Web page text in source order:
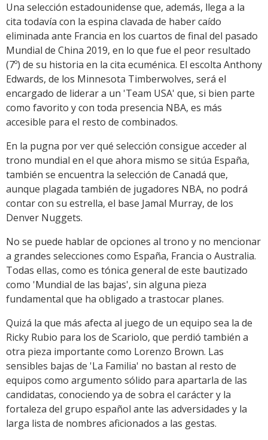
Una selección estadounidense que, además, llega a la
cita todavía con la espina clavada de haber caído
eliminada ante Francia en los cuartos de final del pasado
Mundial de China 2019, en lo que fue el peor resultado
(7º) de su historia en la cita ecuménica. El escolta Anthony
Edwards, de los Minnesota Timberwolves, será el
encargado de liderar a un 'Team USA' que, si bien parte
como favorito y con toda presencia NBA, es más
accesible para el resto de combinados.
En la pugna por ver qué selección consigue acceder al
trono mundial en el que ahora mismo se sitúa España,
también se encuentra la selección de Canadá que,
aunque plagada también de jugadores NBA, no podrá
contar con su estrella, el base Jamal Murray, de los
Denver Nuggets.
No se puede hablar de opciones al trono y no mencionar
a grandes selecciones como España, Francia o Australia.
Todas ellas, como es tónica general de este bautizado
como 'Mundial de las bajas', sin alguna pieza
fundamental que ha obligado a trastocar planes.
Quizá la que más afecta al juego de un equipo sea la de
Ricky Rubio para los de Scariolo, que perdió también a
otra pieza importante como Lorenzo Brown. Las
sensibles bajas de 'La Familia' no bastan al resto de
equipos como argumento sólido para apartarla de las
candidatas, conociendo ya de sobra el carácter y la
fortaleza del grupo español ante las adversidades y la
larga lista de nombres aficionados a las gestas.